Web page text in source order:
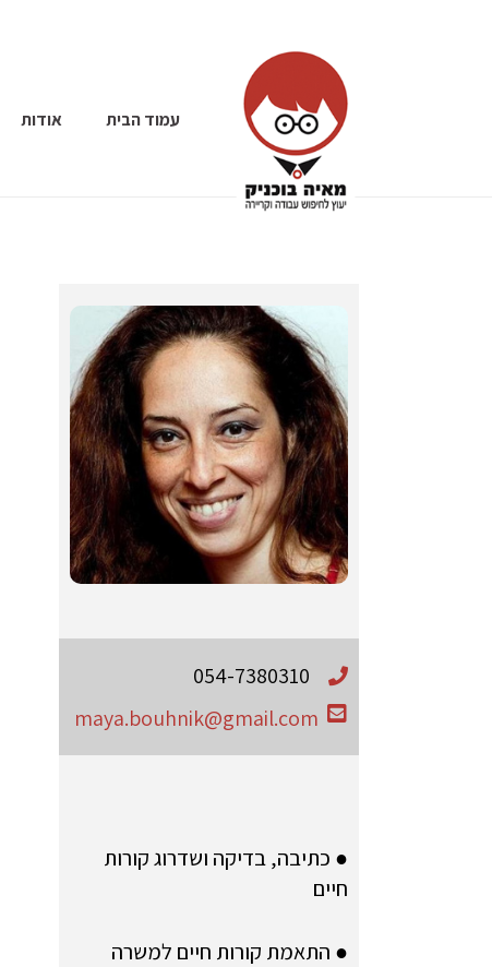
עמוד הבית אודות
054-7380310
maya.bouhnik@gmail.com
● כתיבה, בדיקה ושדרוג קורות
חיים
● התאמת קורות חיים למשרה